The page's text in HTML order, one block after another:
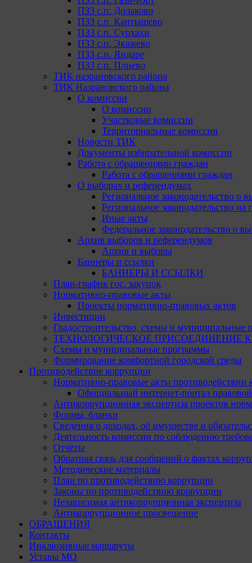
ПЗЗ с.п. Долаково
ПЗЗ с.п. Кантышево
ПЗЗ с.п. Сурхахи
ПЗЗ с.п. Экажево
ПЗЗ с.п. Яндаре
ПЗЗ с.п. Плиево
ТИК назрановского района
ТИК Назрановского района
О комиссии
О комиссии
Участковые комиссии
Территориальные комиссии
Новости ТИК
Документы избирательной комиссии
Работа с обращениями граждан
Работа с обращениями граждан
О выборах и референдумах
Региональное законодательство о
Региональное законодательство на
Иные акты
Федеральное законодательство о
Архив выборов и референдумов
Архив и выборы
Баннеры и ссылки
БАННЕРЫ И ССЫЛКИ
План-график гос. закупок
Нормативно-правовые акты
Проекты нормативно-правовых актов
Инвестиции
Градостроительство, схемы и муниципальные
ТЕХНОЛОГИЧЕСКОЕ ПРИСОЕДИНЕНИЕ К
Схемы и муниципальные программы
Формирование комфортной городской среды
Противодействие коррупции
Нормативно-правовые акты противодействии
Официальный интернет-портал
Антикоррупционная экспертиза проектов
Формы, бланки
Сведения о доходах, об имуществе и
Деятельность комиссии по соблюдению
Отчёты
Обратная связь для сообщений о фактах
Методические материалы
План по противодействию коррупции
Законы по противодействию коррупции
Независимая антикоррупционная экспертиза
Антикоррупционное просвещение
ОБРАЩЕНИЯ
Контакты
Инклюзивные маршруты
Уставы МО